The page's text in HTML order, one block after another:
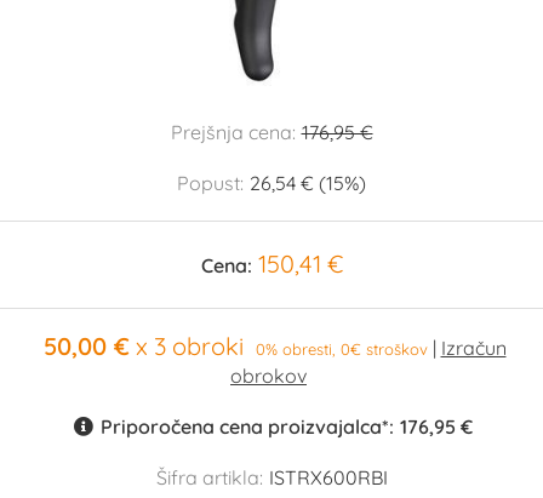
Prejšnja cena: 176,95 €
Popust: 26,54 € (15%)
Cena: 150,41 €
50,00 €x 3 obroki 0% obresti, 0€ stroškov
Priporočena cena proizvajalca*: 176,95 €
Šifra artikla: ISTRX600RBI